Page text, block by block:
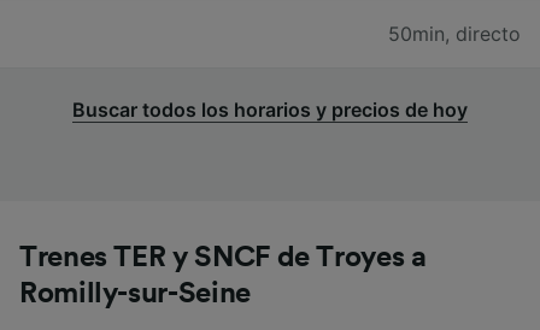
50min, directo
Buscar todos los horarios y precios de hoy
Trenes TER y SNCF de Troyes a
Romilly-sur-Seine